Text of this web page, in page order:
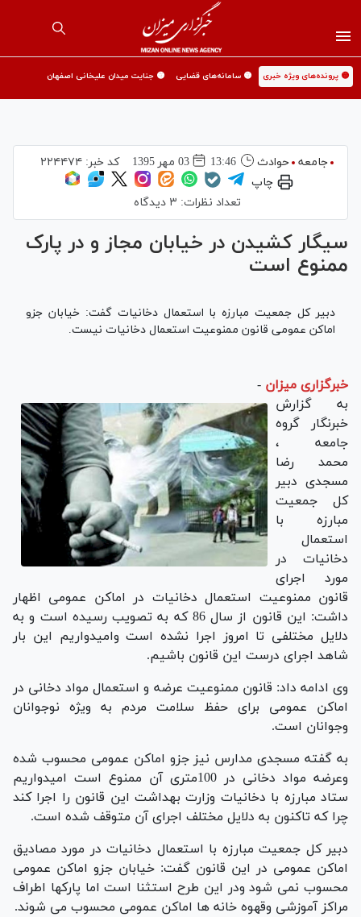
🟡 پرونده‌های ویژه خبری 🟡 سامانه‌های قضایی 🟡 جنایت میدان علیخانی اصفهان
جامعه حوادث 13:46 03 مهر 1395 کد خبر: ۲۲۴۴۷۴
چاپ
تعداد نظرات: ۳ دیدگاه
سیگار کشیدن در خیابان مجاز و در پارک
ممنوع است
دبیر کل جمعیت مبارزه با استعمال دخانیات گفت: خیابان جزو
اماکن عمومی قانون ممنوعیت استعمال دخانیات نیست.
خبرگزاری میزان -
به گزارش
خبرنگار گروه
جامعه ،
محمد رضا
مسجدی دبیر
کل جمعیت
مبارزه با
استعمال
دخانیات در
مورد اجرای
قانون ممنوعیت استعمال دخانیات در اماکن عمومی اظهار
داشت: این قانون از سال 86 که به تصویب رسیده است و به
دلایل مختلفی تا امروز اجرا نشده است وامیدواریم این بار
شاهد اجرای درست این قانون باشیم.
وی ادامه داد: قانون ممنوعیت عرضه و استعمال مواد دخانی در
اماکن عمومی برای حفظ سلامت مردم به ویژه نوجوانان
وجوانان است.
به گفته مسجدی مدارس نیز جزو اماکن عمومی محسوب شده
وعرضه مواد دخانی در 100متری آن ممنوع است امیدواریم
ستاد مبارزه با دخانیات وزارت بهداشت این قانون را اجرا کند
چرا که تاکنون به دلایل مختلف اجرای آن متوقف شده است.
دبیر کل جمعیت مبارزه با استعمال دخانیات در مورد مصادیق
اماکن عمومی در این قانون گفت: خیابان جزو اماکن عمومی
محسوب نمی شود ودر این طرح استثنا است اما پارکها اطراف
مراکز آموزشی وقهوه خانه ها اماکن عمومی محسوب می شوند.